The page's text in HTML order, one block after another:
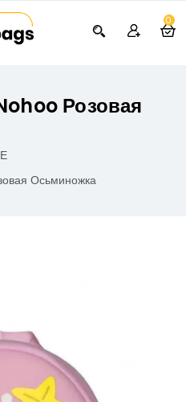
0
Розовая
Осьминожка